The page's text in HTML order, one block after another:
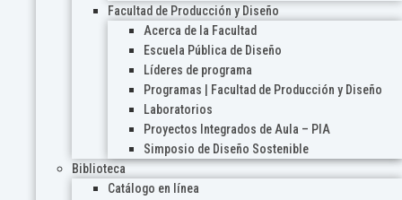
Facultad de Producción y Diseño
Acerca de la Facultad
Escuela Pública de Diseño
Líderes de programa
Programas | Facultad de Producción y Diseño
Laboratorios
Proyectos Integrados de Aula – PIA
Simposio de Diseño Sostenible
Biblioteca
Catálogo en línea